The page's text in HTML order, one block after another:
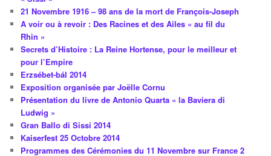
21 Novembre 1916 – 98 ans de la mort de François-Joseph
A voir ou à revoir : Des Racines et des Ailes « au fil du
Rhin »
Secrets d’Histoire : La Reine Hortense, pour le meilleur et
pour l’Empire
Erzsébet-bál 2014
Exposition organisée par Joëlle Cornu
Présentation du livre de Antonio Quarta « la Baviera di
Ludwig »
Gran Ballo di Sissi 2014
Kaiserfest 25 Octobre 2014
Programmes des Cérémonies du 11 Novembre sur France 2